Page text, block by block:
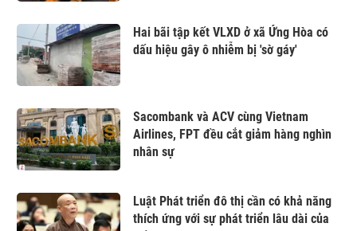
Hai bãi tập kết VLXD ở xã Ứng Hòa có
dấu hiệu gây ô nhiễm bị 'sờ gáy'
Sacombank và ACV cùng Vietnam
Airlines, FPT đều cắt giảm hàng nghìn
nhân sự
Luật Phát triển đô thị cần có khả năng
thích ứng với sự phát triển lâu dài của